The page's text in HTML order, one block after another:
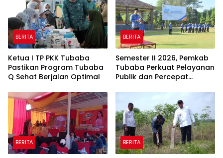
BERITA
Ketua I TP PKK Tubaba
Pastikan Program Tubaba
Q Sehat Berjalan Optimal
BERITA
Semester II 2026, Pemkab
Tubaba Perkuat Pelayanan
Publik dan Percepat
BERITA BERITA